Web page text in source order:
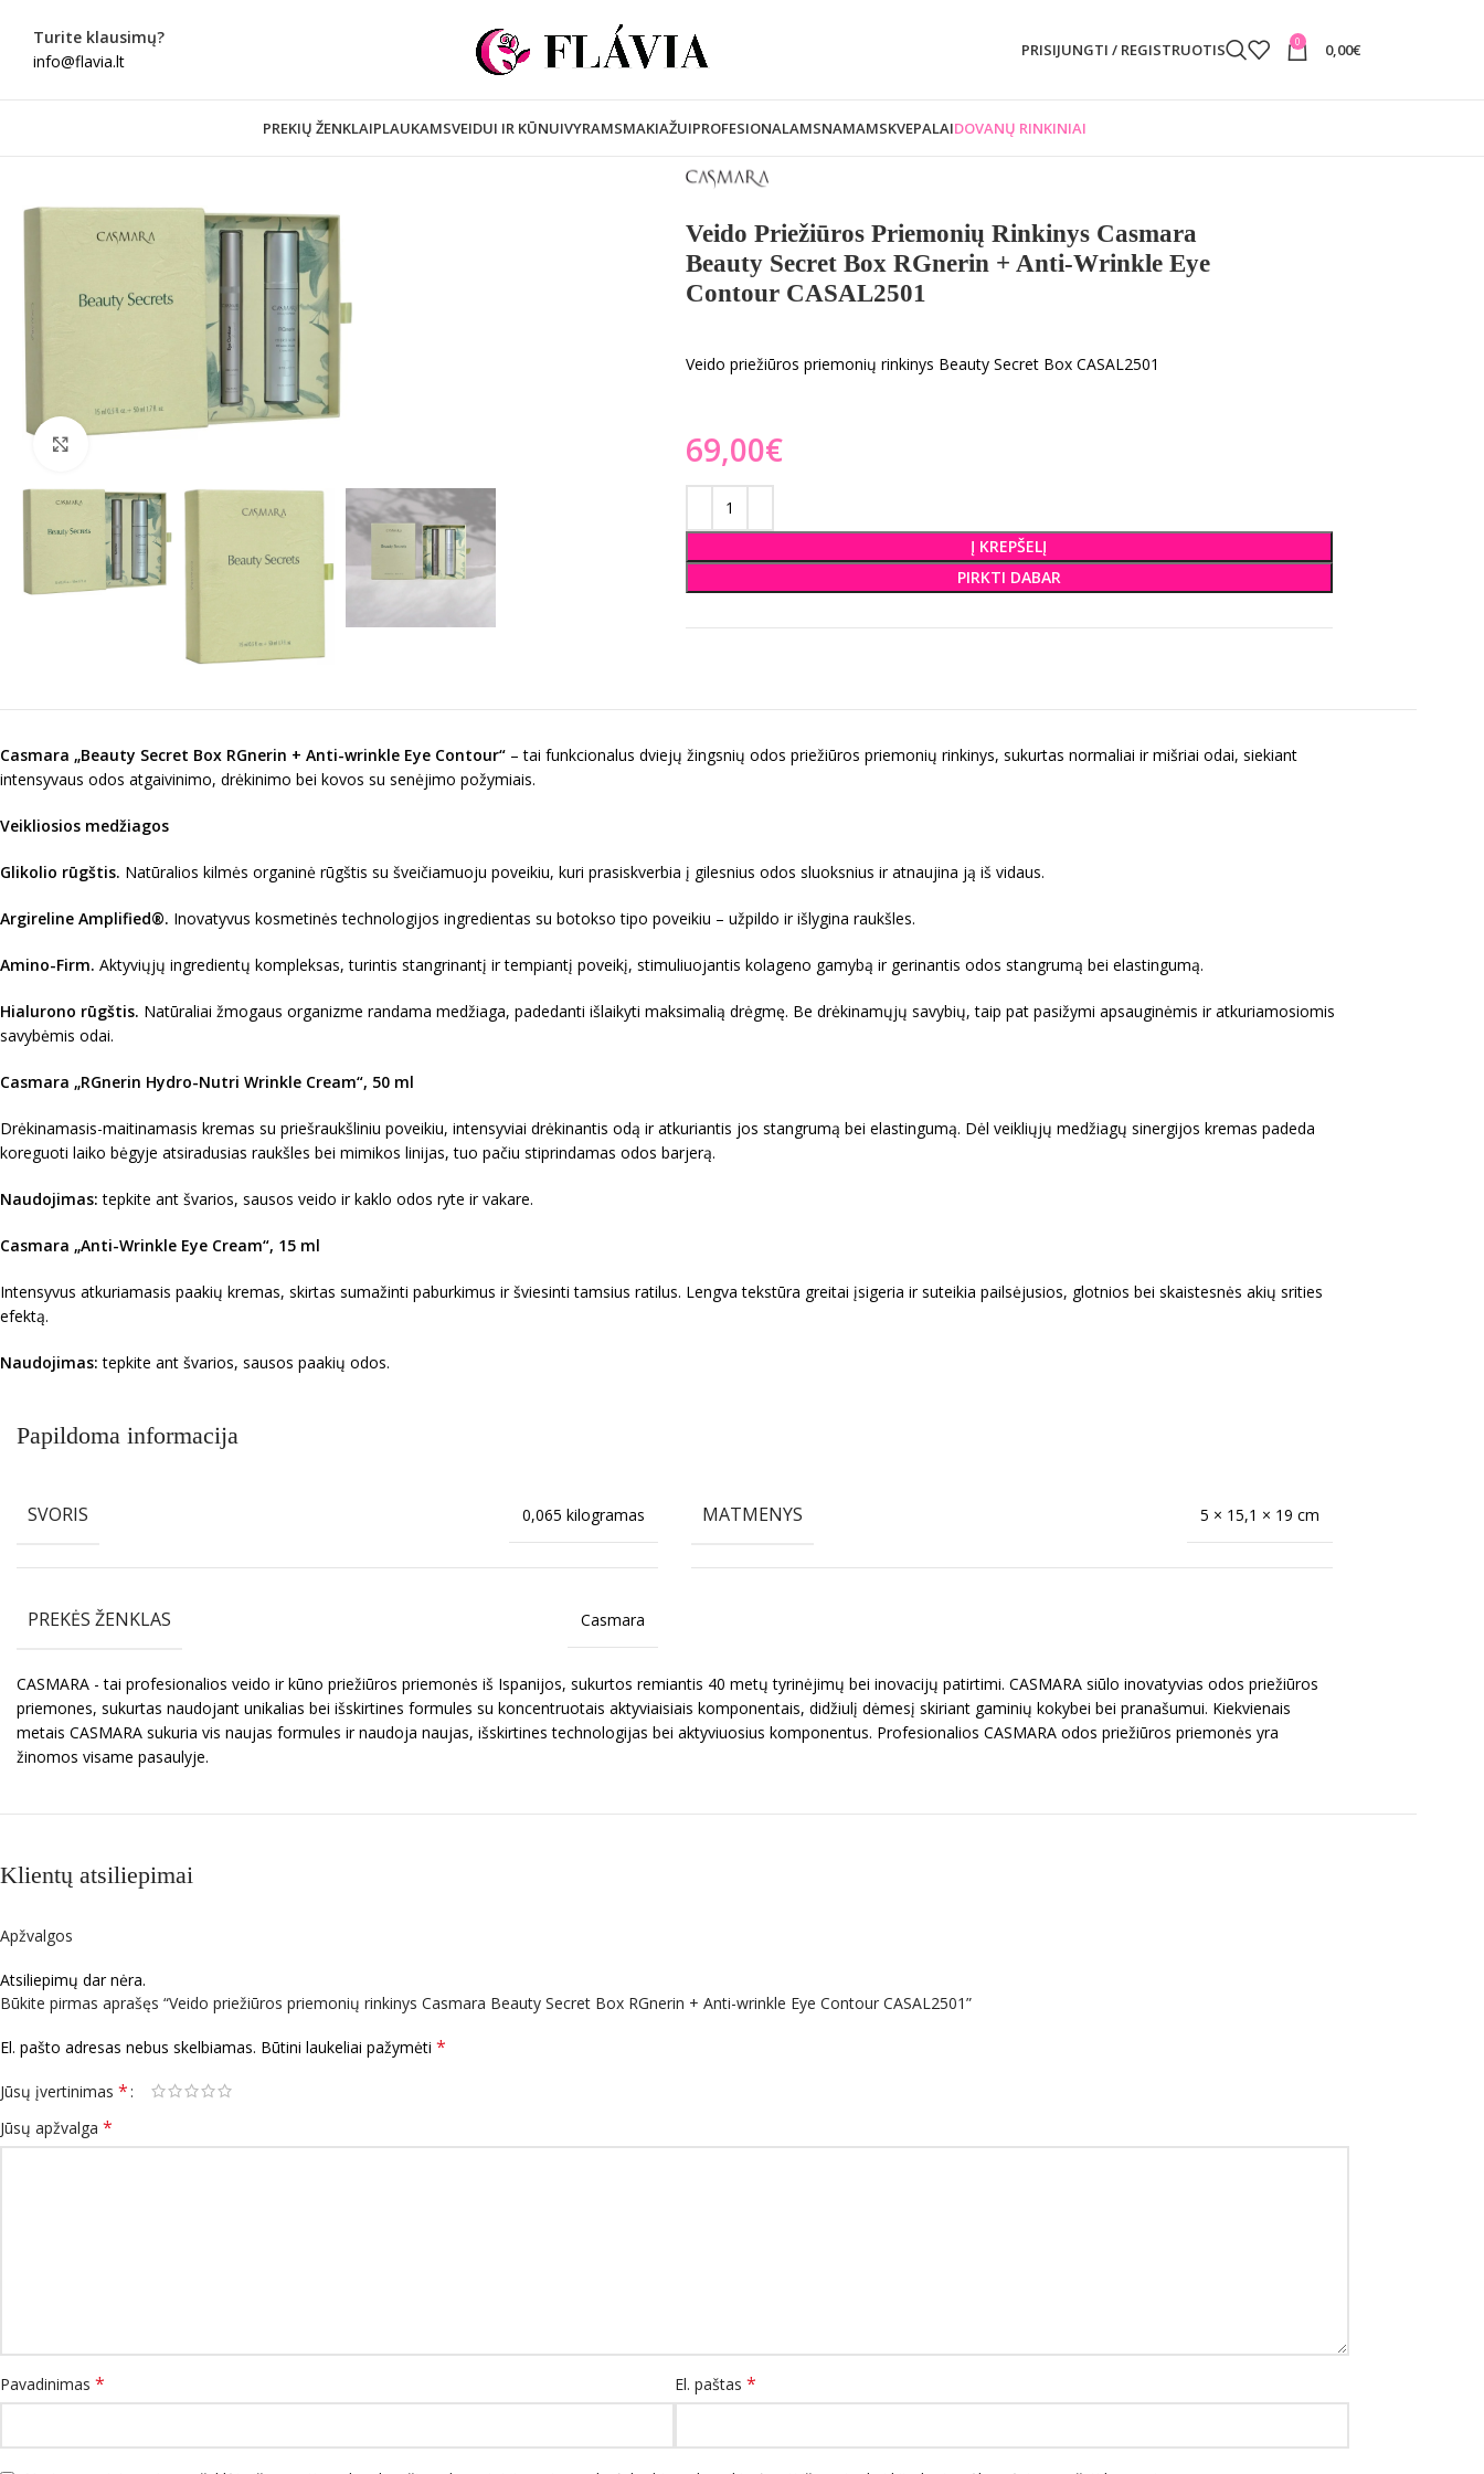
Turite klausimų?
info@flavia.lt
PRISIJUNGTI / REGISTRUOTIS 0 0,00€
PREKIŲ ŽENKLAIPLAUKAMSVEIDUI IR KŪNUIVYRAMSMAKIAŽUIPROFESIONALAMSNAMAMSKVEPALAIDOVANŲ RINKINIAI
Veido Priežiūros Priemonių Rinkinys Casmara
Beauty Secret Box RGnerin + Anti-Wrinkle Eye
Contour CASAL2501
Veido priežiūros priemonių rinkinys Beauty Secret Box CASAL2501
€
Į KREPŠELĮ
PIRKTI DABAR
Casmara „Beauty Secret Box RGnerin + Anti-wrinkle Eye Contour“ – tai funkcionalus dviejų žingsnių odos priežiūros priemonių rinkinys, sukurtas normaliai ir mišriai odai, siekiant
intensyvaus odos atgaivinimo, drėkinimo bei kovos su senėjimo požymiais.
Veikliosios medžiagos
Glikolio rūgštis. Natūralios kilmės organinė rūgštis su šveičiamuoju poveikiu, kuri prasiskverbia į gilesnius odos sluoksnius ir atnaujina ją iš vidaus.
Argireline Amplified®. Inovatyvus kosmetinės technologijos ingredientas su botokso tipo poveikiu – užpildo ir išlygina raukšles.
Amino-Firm. Aktyviųjų ingredientų kompleksas, turintis stangrinantį ir tempiantį poveikį, stimuliuojantis kolageno gamybą ir gerinantis odos stangrumą bei elastingumą.
Hialurono rūgštis. Natūraliai žmogaus organizme randama medžiaga, padedanti išlaikyti maksimalią drėgmę. Be drėkinamųjų savybių, taip pat pasižymi apsauginėmis ir atkuriamosiomis
savybėmis odai.
Casmara „RGnerin Hydro-Nutri Wrinkle Cream“, 50 ml
Drėkinamasis-maitinamasis kremas su priešraukšliniu poveikiu, intensyviai drėkinantis odą ir atkuriantis jos stangrumą bei elastingumą. Dėl veikliųjų medžiagų sinergijos kremas padeda
koreguoti laiko bėgyje atsiradusias raukšles bei mimikos linijas, tuo pačiu stiprindamas odos barjerą.
Naudojimas:tepkite ant švarios, sausos veido ir kaklo odos ryte ir vakare.
Casmara „Anti-Wrinkle Eye Cream“, 15 ml
Intensyvus atkuriamasis paakių kremas, skirtas sumažinti paburkimus ir šviesinti tamsius ratilus. Lengva tekstūra greitai įsigeria ir suteikia pailsėjusios, glotnios bei skaistesnės akių srities
efektą.
Naudojimas:tepkite ant švarios, sausos paakių odos.
Papildoma informacija
SVORIS 0,065 kilogramas MATMENYS 5 × 15,1 × 19 cm
PREKĖS ŽENKLAS Casmara
CASMARA - tai profesionalios veido ir kūno priežiūros priemonės iš Ispanijos, sukurtos remiantis 40 metų tyrinėjimų bei inovacijų patirtimi. CASMARA siūlo inovatyvias odos priežiūros
priemones, sukurtas naudojant unikalias bei išskirtines formules su koncentruotais aktyviaisiais komponentais, didžiulį dėmesį skiriant gaminių kokybei bei pranašumui. Kiekvienais
metais CASMARA sukuria vis naujas formules ir naudoja naujas, išskirtines technologijas bei aktyviuosius komponentus. Profesionalios CASMARA odos priežiūros priemonės yra
žinomos visame pasaulyje.
Klientų atsiliepimai
Apžvalgos
Atsiliepimų dar nėra.
Būkite pirmas aprašęs “Veido priežiūros priemonių rinkinys Casmara Beauty Secret Box RGnerin + Anti-wrinkle Eye Contour CASAL2501”
El. pašto adresas nebus skelbiamas. Būtini laukeliai pažymėti *
Jūsų įvertinimas *
Jūsų apžvalga *
Pavadinimas * El. paštas *